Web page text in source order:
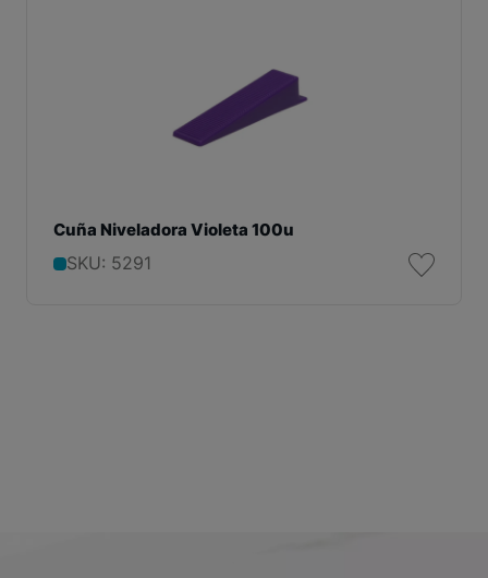
Cuña Niveladora Violeta 100u
SKU: 5291